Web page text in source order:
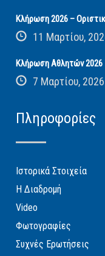
Κλήρωση 2026 –
11 Μαρτίου,
Κλήρωση Αθλητών 2026
7 Μαρτίου, 2026
Πληροφορίες
Ιστορικά Στοιχεία
Η Διαδρομή
Video
Φωτογραφίες
Συχνές Ερωτήσεις